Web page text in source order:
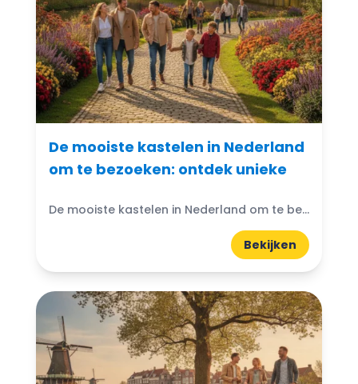
De mooiste kastelen in Nederland
om te bezoeken: ontdek unieke
De mooiste kastelen in Nederland om te bezoeken: Denk je ooit aan de magische wereld van kastelen? Nederland heeft prachtige kastelen die wachten om ontdekt te worden. Van imposante torens...
Bekijken